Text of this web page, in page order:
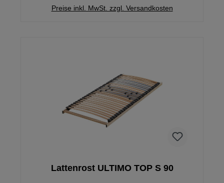
Preise inkl. MwSt. zzgl. Versandkosten
Lattenrost ULTIMO TOP S 90